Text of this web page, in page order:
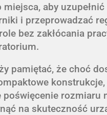
miejsca, aby uzupełnić
i przeprowadzać
bez zakłócania
pamiętać, że choć
poświęcenie rozmiaru
na skuteczność